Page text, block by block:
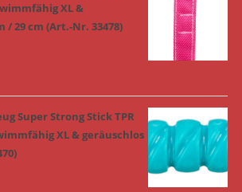
XL &
/ 29 cm (Art.-Nr. 33478)
Super Strong Stick TPR
XL & geräuschlos